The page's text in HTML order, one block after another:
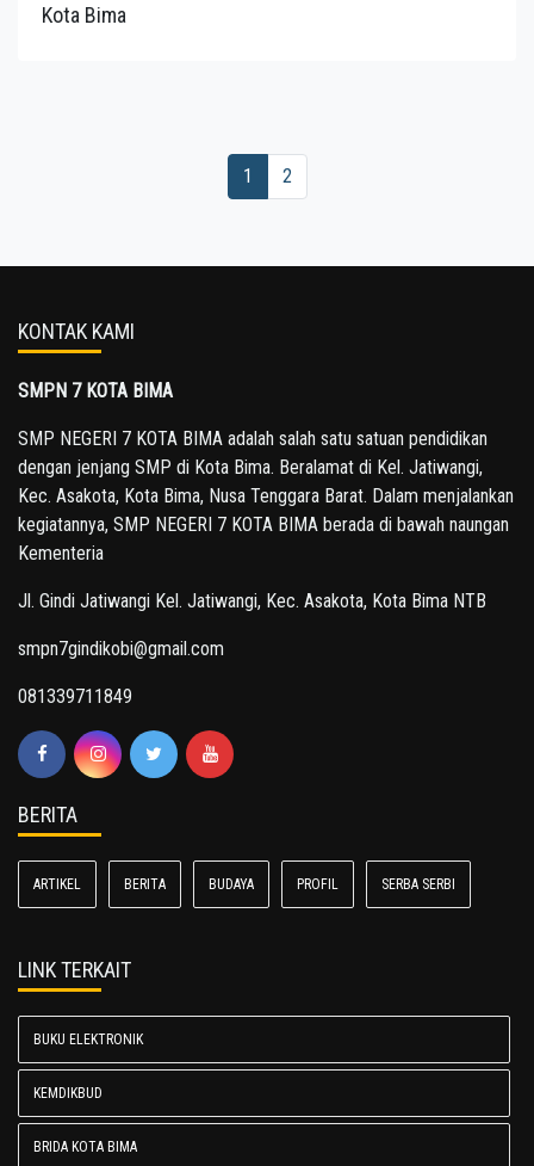
Kota Bima
1 2
KONTAK KAMI
SMPN 7 KOTA BIMA
SMP NEGERI 7 KOTA BIMA adalah salah satu satuan pendidikan
dengan jenjang SMP di Kota Bima. Beralamat di Kel. Jatiwangi,
Kec. Asakota, Kota Bima, Nusa Tenggara Barat. Dalam menjalankan
kegiatannya, SMP NEGERI 7 KOTA BIMA berada di bawah naungan
Kementeria
Jl. Gindi Jatiwangi Kel. Jatiwangi, Kec. Asakota, Kota Bima NTB
smpn7gindikobi@gmail.com
081339711849
BERITA
ARTIKEL BERITA BUDAYA PROFIL SERBA SERBI
LINK TERKAIT
BUKU ELEKTRONIK
KEMDIKBUD
BRIDA KOTA BIMA